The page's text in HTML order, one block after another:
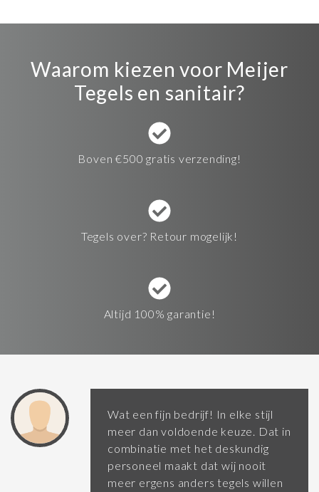
Waarom kiezen voor Meijer
Tegels en sanitair?
Boven €500 gratis verzending!
Tegels over? Retour mogelijk!
Altijd 100% garantie!
Wat een fijn bedrijf! In elke stijl
meer dan voldoende keuze. Dat in
combinatie met het deskundig
personeel maakt dat wij nooit
meer ergens anders tegels willen